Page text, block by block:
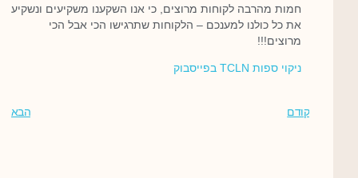
חמות מהרבה לקוחות מרוצים, כי אנו השקענו משקיעים ונשקיע
את כל כולנו למענכם – הלקוחות שתרגישו הכי אבל הכי
מרוצים!!!
ניקוי ספות TCLN בפייסבוק
קודם הבא